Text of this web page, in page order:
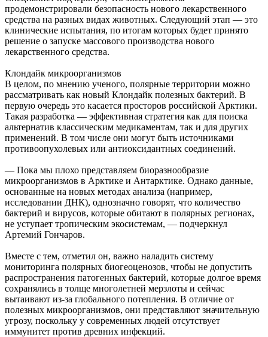
продемонстрировали безопасность нового лекарственного
средства на разных видах животных. Следующий этап — это
клинические испытания, по итогам которых будет принято
решение о запуске массового производства нового
лекарственного средства.
Клондайк микроорганизмов
В целом, по мнению ученого, полярные территории можно
рассматривать как новый Клондайк полезных бактерий. В
первую очередь это касается просторов российской Арктики.
Такая разработка — эффективная стратегия как для поиска
альтернатив классическим медикаментам, так и для других
применений. В том числе они могут быть источниками
противоопухолевых или антиоксидантных соединений.
— Пока мы плохо представляем биоразнообразие
микроорганизмов в Арктике и Антарктике. Однако данные,
основанные на новых методах анализа (например,
исследовании ДНК), однозначно говорят, что количество
бактерий и вирусов, которые обитают в полярных регионах,
не уступает тропическим экосистемам, — подчеркнул
Артемий Гончаров.
Вместе с тем, отметил он, важно наладить систему
мониторинга полярных биогеоценозов, чтобы не допустить
распространения патогенных бактерий, которые долгое время
сохранялись в толще многолетней мерзлоты и сейчас
вытаивают из-за глобального потепления. В отличие от
полезных микроорганизмов, они представляют значительную
угрозу, поскольку у современных людей отсутствует
иммунитет против древних инфекций.